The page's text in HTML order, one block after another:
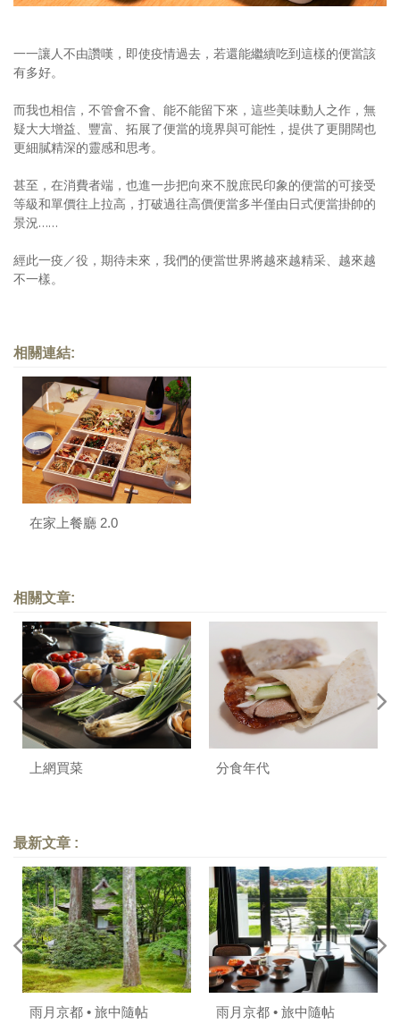
一一讓人不由讚嘆，即使疫情過去，若還能繼續吃到這樣的便當該
有多好。
而我也相信，不管會不會、能不能留下來，這些美味動人之作，無
疑大大增益、豐富、拓展了便當的境界與可能性，提供了更開闊也
更細膩精深的靈感和思考。
甚至，在消費者端，也進一步把向來不脫庶民印象的便當的可接受
等級和單價往上拉高，打破過往高價便當多半僅由日式便當掛帥的
景況……
經此一疫／役，期待未來，我們的便當世界將越來越精采、越來越
不一樣。
相關連結:
在家上餐廳 2.0
相關文章:
上網買菜 分食年代
最新文章 :
雨月京都 • 旅中隨帖
雨月京都 • 旅中隨帖